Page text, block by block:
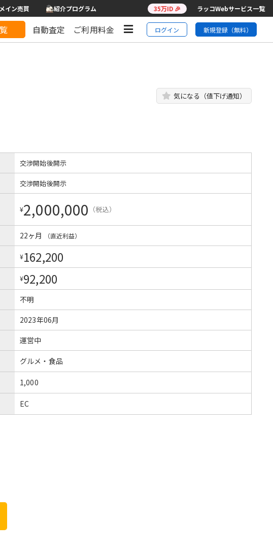
イン売買 紹介プログラム 35万ID 🎉 ラッコWebサービス一覧
自動査定 ご利用料金 ログイン 新規登録（無料）
気になる（値下げ通知）
交渉開始後開示
交渉開始後開示
¥2,000,000 （税込）
22ヶ月 （直近利益）
¥162,200
¥92,200
不明
2023年06月
運営中
グルメ・食品
1,000
EC